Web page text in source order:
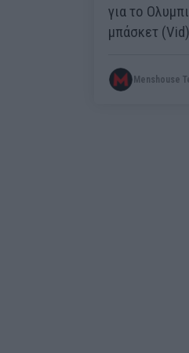
για το
μπάσκετ (Vid)
Menshouse